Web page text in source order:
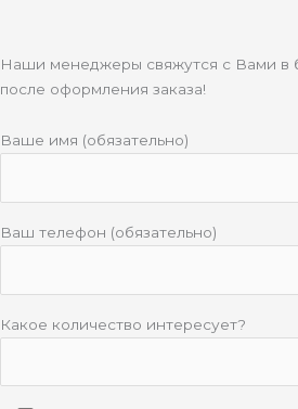
Наши менеджеры свяжутся с Вами в
после оформления заказа!
Ваше имя (обязательно)
Ваш телефон (обязательно)
Какое количество интересует?